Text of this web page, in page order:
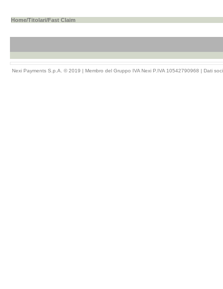
Home/Titolari/Fast Claim
Nexi Payments S.p.A. © 2019 | Membro del Gruppo IVA Nexi P.IVA 10542790968 | Dati